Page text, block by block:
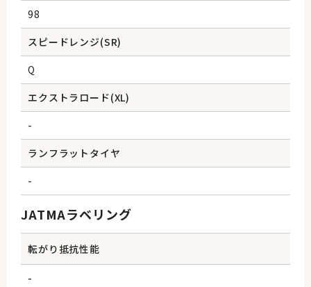
98
スピードレンジ(SR)
Q
エクストラロード(XL)
-
ランフラットタイヤ
-
JATMAラベリング
転がり抵抗性能
-